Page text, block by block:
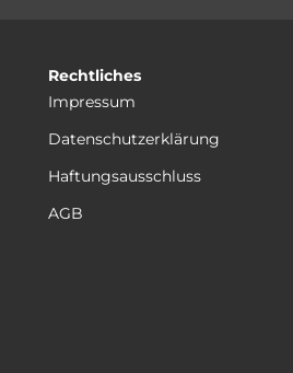
Rechtliches
Impressum
Datenschutzerklärung
Haftungsausschluss
AGB